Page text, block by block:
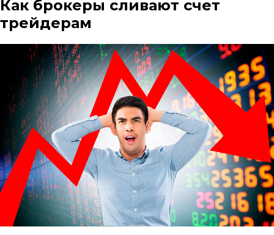
Как брокеры сливают счет
трейдерам